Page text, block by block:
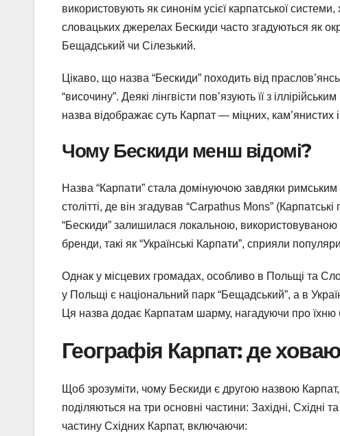
використовують як синонім усієї карпатської
словацьких джерелах Бескиди часто згадуються як
Бещадський чи Сілезький.
Цікаво, що назва “Бескиди” походить від
“височину”. Деякі лінгвісти пов’язують її з
назва відображає суть Карпат — міцних, кам’янистих
Чому Бескиди менш відомі?
Назва “Карпати” стала домінуючою завдяки
столітті, де він згадував “Carpathus Mons”
“Бескиди” залишилася локальною,
бренди, такі як “Українські Карпати”, сприяли
Однак у місцевих громадах, особливо в Польщі та
у Польщі є національний парк “Бещадський”, а в
Ця назва додає Карпатам шарму, нагадуючи про їхню
Географія Карпат: де
Щоб зрозуміти, чому Бескиди є другою назвою Карпат,
поділяються на три основні частини: Західні, Східні
частину Східних Карпат, включаючи: